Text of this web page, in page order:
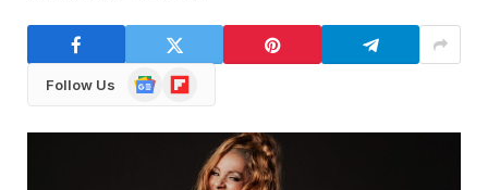
Follow Us
GoogleFlipboard